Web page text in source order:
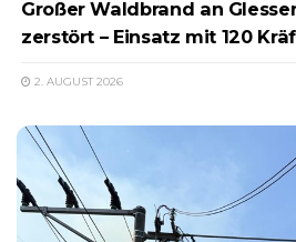
Großer Waldbrand an
zerstört – Einsatz mit 120
2. AUGUST 2026